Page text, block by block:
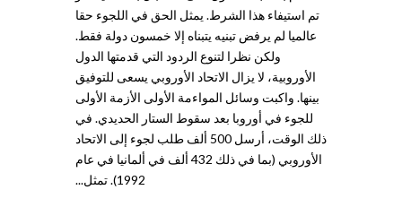
تم استيفاء هذا الشرط. يمثل الحق في اللجوء حقا
عالميا لم يرفض تبنيه يتبناه إلا خمسون دولة فقط.
ولكن نظرا لتنوع الردود التي قدمتها الدول
الأوروبية، لا يزال الاتحاد الأوروبي يسعى للتوفيق
بينها. واكبت وسائل المواءمة الأولى الأزمة الأولى
للجوء في أوروبا بعد سقوط الستار الحديدي. في
ذلك الوقت، أرسل 500 ألف طلب لجوء إلى الاتحاد
الأوروبي (بما في ذلك 432 ألف في ألمانيا في عام
1992). تمثل...